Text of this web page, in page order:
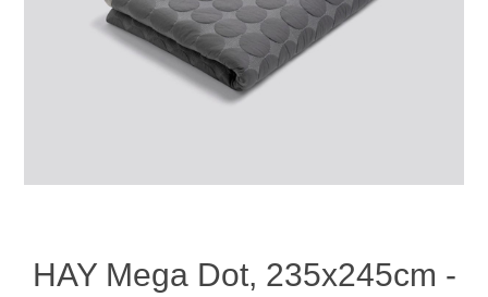
HAY Mega Dot, 235x245cm -